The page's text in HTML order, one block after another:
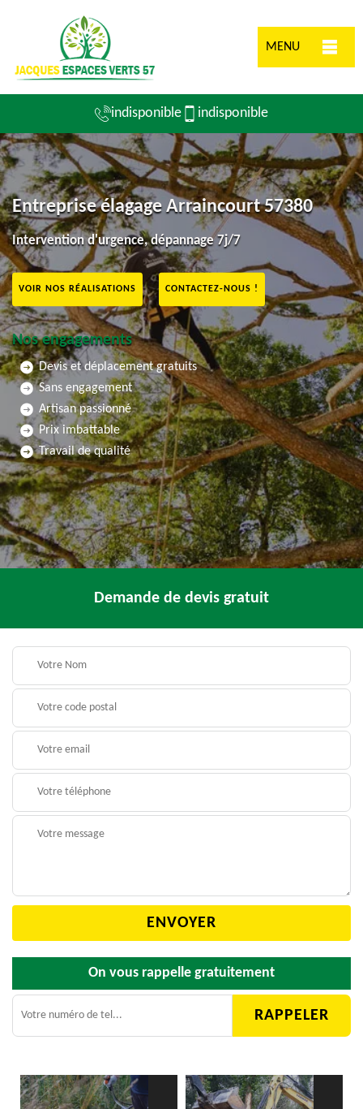
MENU
indisponible indisponible
Entreprise élagage Arraincourt 57380
Intervention d'urgence, dépannage 7j/7
VOIR NOS RÉALISATIONS CONTACTEZ-NOUS !
Nos engagements
Devis et déplacement gratuits
Sans engagement
Artisan passionné
Prix imbattable
Travail de qualité
Demande de devis gratuit
On vous rappelle gratuitement